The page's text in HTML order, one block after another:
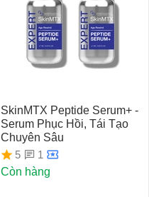
SkinMTX Peptide Serum+ -
Serum Phục Hồi, Tái Tạo
Chuyên Sâu
5
1
Còn hàng